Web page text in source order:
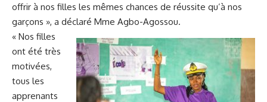
offrir à nos filles les mêmes chances de réussite qu’à nos
garçons », a déclaré Mme Agbo-Agossou.
« Nos filles
ont été très
motivées,
tous les
apprenants